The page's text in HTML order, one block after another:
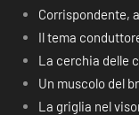
Corrispondente,
Il tema
La cerchia delle
Un muscolo del
La griglia nel